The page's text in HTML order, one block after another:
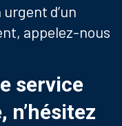
d’un
appelez-nous
service
n’hésitez